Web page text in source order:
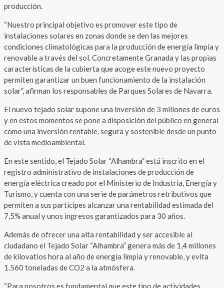
producción.
“Nuestro principal objetivo es promover este tipo de
instalaciones solares en zonas donde se den las mejores
condiciones climatológicas para la producción de energía limpia y
renovable a través del sol. Concretamente Granada y las propias
características de la cubierta que acoge este nuevo proyecto
permiten garantizar un buen funcionamiento de la instalación
solar”, afirman los responsables de Parques Solares de Navarra.
El nuevo tejado solar supone una inversión de 3 millones de euros
y en estos momentos se pone a disposición del público en general
como una inversión rentable, segura y sostenible desde un punto
de vista medioambiental.
En este sentido, el Tejado Solar “Alhambra” está inscrito en el
registro administrativo de instalaciones de producción de
energía eléctrica creado por el Ministerio de Industria, Energía y
Turismo, y cuenta con una serie de parámetros retributivos que
permiten a sus partícipes alcanzar una rentabilidad estimada del
7,5% anual y unos ingresos garantizados para 30 años.
Además de ofrecer una alta rentabilidad y ser accesible al
ciudadano el Tejado Solar “Alhambra” genera más de 1,4 millones
de kilovatios hora al año de energía limpia y renovable, y evita
1.560 toneladas de CO2 a la atmósfera.
“Para nosotros es fundamental que este tipo de actividades